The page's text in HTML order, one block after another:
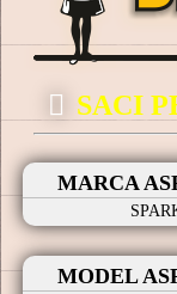
SACI
MARCA
MODEL